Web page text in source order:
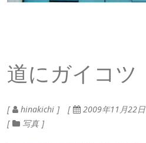
道にガイコツ
hinakichi 2009年11月22日
写真